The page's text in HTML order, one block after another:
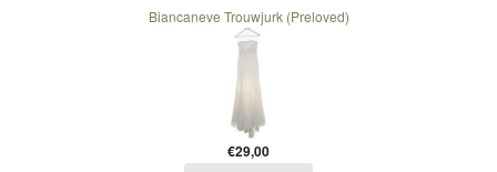
Biancaneve Trouwjurk (Preloved)
€29,00